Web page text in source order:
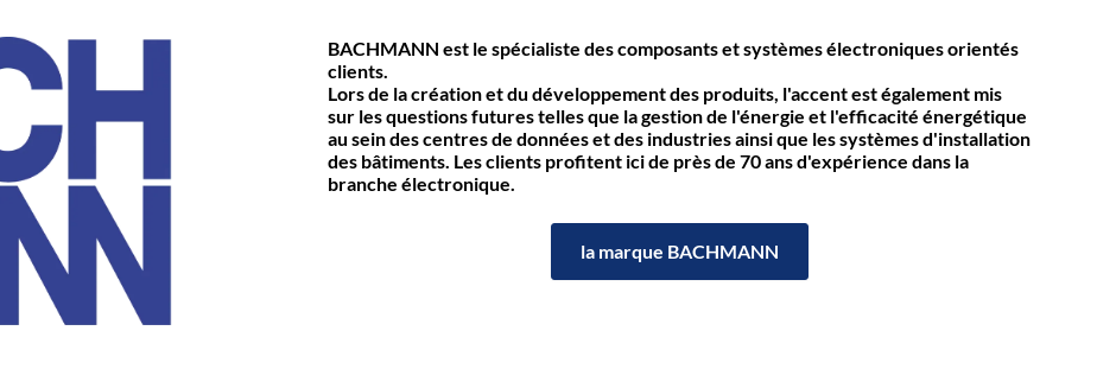
BACHMANN est le spécialiste des composants et systèmes électroniques orientés
clients.
Lors de la création et du développement des produits, l'accent est également mis
sur les questions futures telles que la gestion de l'énergie et l'efficacité énergétique
au sein des centres de données et des industries ainsi que les systèmes d'installation
des bâtiments. Les clients profitent ici de près de 70 ans d'expérience dans la
branche électronique.
la marque BACHMANN